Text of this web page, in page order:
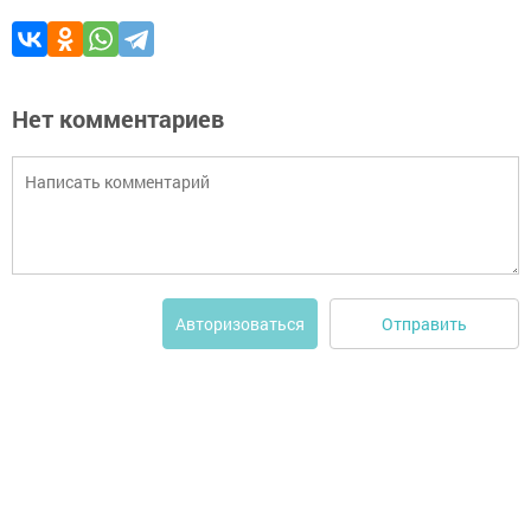
Нет комментариев
Авторизоваться Отправить